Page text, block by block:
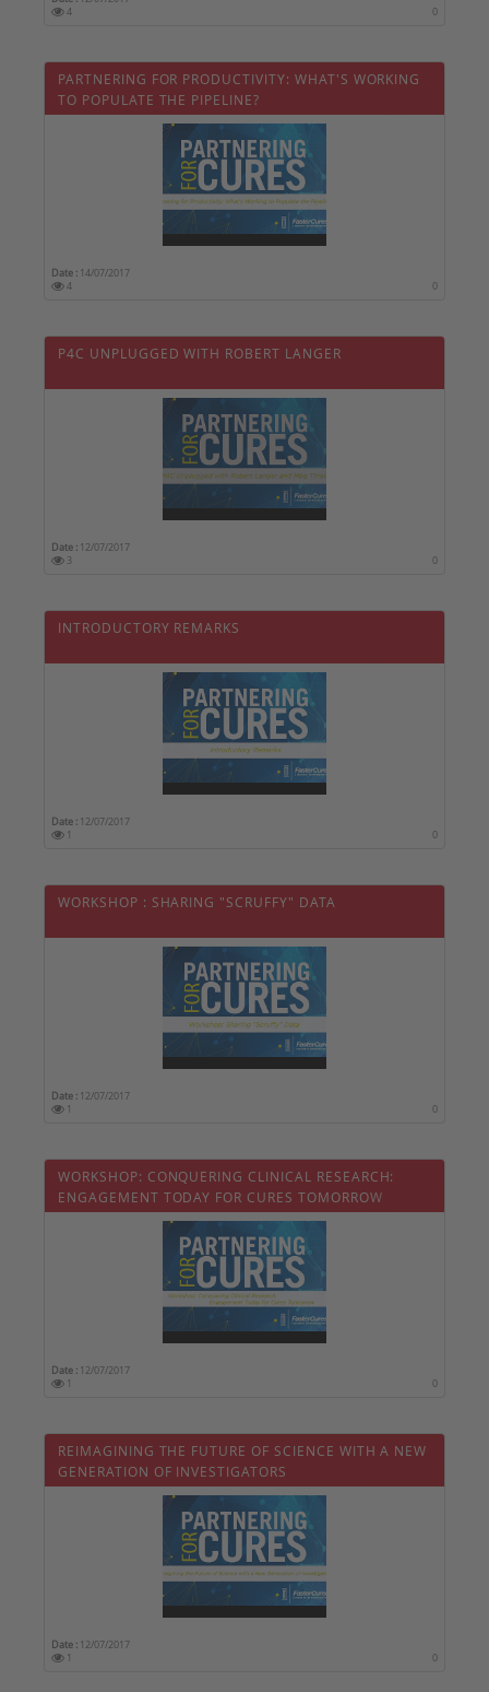
4
0
PARTNERING FOR PRODUCTIVITY: WHAT'S WORKING
TO POPULATE THE PIPELINE?
Date : 14/07/2017
4
0
P4C UNPLUGGED WITH ROBERT LANGER
Date : 12/07/2017
3
0
INTRODUCTORY REMARKS
Date : 12/07/2017
1
0
WORKSHOP : SHARING "SCRUFFY" DATA
Date : 12/07/2017
1
0
WORKSHOP: CONQUERING CLINICAL RESEARCH:
ENGAGEMENT TODAY FOR CURES TOMORROW
Date : 12/07/2017
1
0
REIMAGINING THE FUTURE OF SCIENCE WITH A NEW
GENERATION OF INVESTIGATORS
Date : 12/07/2017
1
0